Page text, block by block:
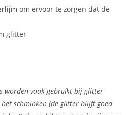
om ervoor te zorgen dat de
glitter
worden vaak gebruikt bij glitter
schminken (de glitter blijft goed